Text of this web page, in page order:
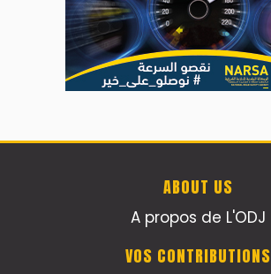
ABOUT US
A propos de L'ODJ
VOS CONTRIBUTIONS